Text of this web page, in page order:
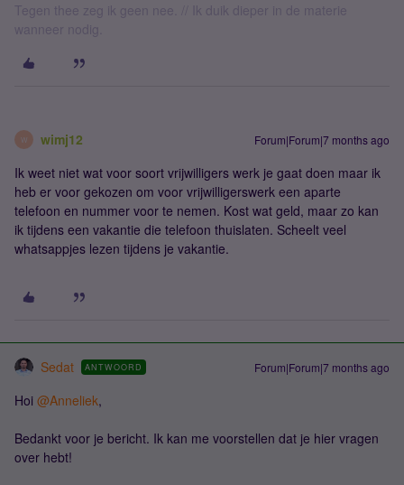
Tegen thee zeg ik geen nee. // Ik duik dieper in de materie
wanneer nodig.
W wimj12 Forum|Forum|7 months ago
Ik weet niet wat voor soort vrijwilligers werk je gaat doen maar ik
heb er voor gekozen om voor vrijwilligerswerk een aparte
telefoon en nummer voor te nemen. Kost wat geld, maar zo kan
ik tijdens een vakantie die telefoon thuislaten. Scheelt veel
whatsappjes lezen tijdens je vakantie.
Sedat ANTWOORD Forum|Forum|7 months ago
Hoi ​ @Anneliek,
Bedankt voor je bericht. Ik kan me voorstellen dat je hier vragen
over hebt!